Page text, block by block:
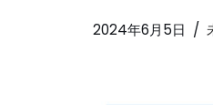
2024年6月5日